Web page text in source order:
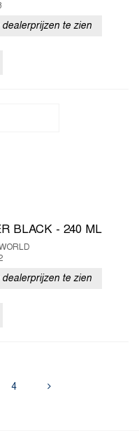
te zien
BLACK - 240 ML
te zien
4